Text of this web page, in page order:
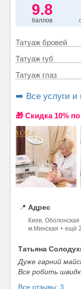
9.8
баллов
Татуаж бровей
Татуаж губ
Татуаж глаз
➡️ Все услуги и
🎁 Cкидка 10%
📍 Адрес
Киев,
м.Минская + ещё 2
Татьяна
Дуже гарний
Все робить
Все отзывы: 3